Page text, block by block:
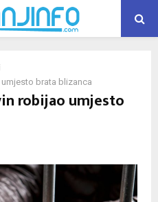
brata blizanca
robijao umjesto